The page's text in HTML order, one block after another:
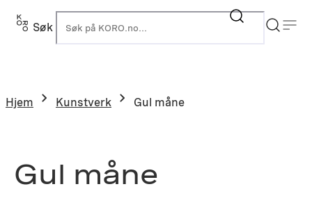
Hopp
Søk
Hjem Kunstverk Gul måne
Gul måne